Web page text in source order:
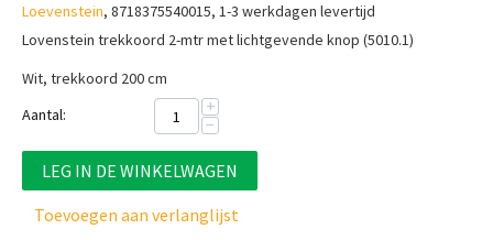
Loevenstein, 8718375540015, 1-3 werkdagen levertijd
Lovenstein trekkoord 2-mtr met lichtgevende knop (5010.1)
Wit, trekkoord 200 cm
Aantal:
+
−
LEG IN DE WINKELWAGEN
Toevoegen aan verlanglijst